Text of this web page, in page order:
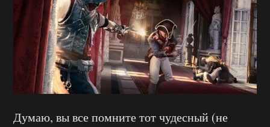
Думаю, вы все помните тот чудесный (не